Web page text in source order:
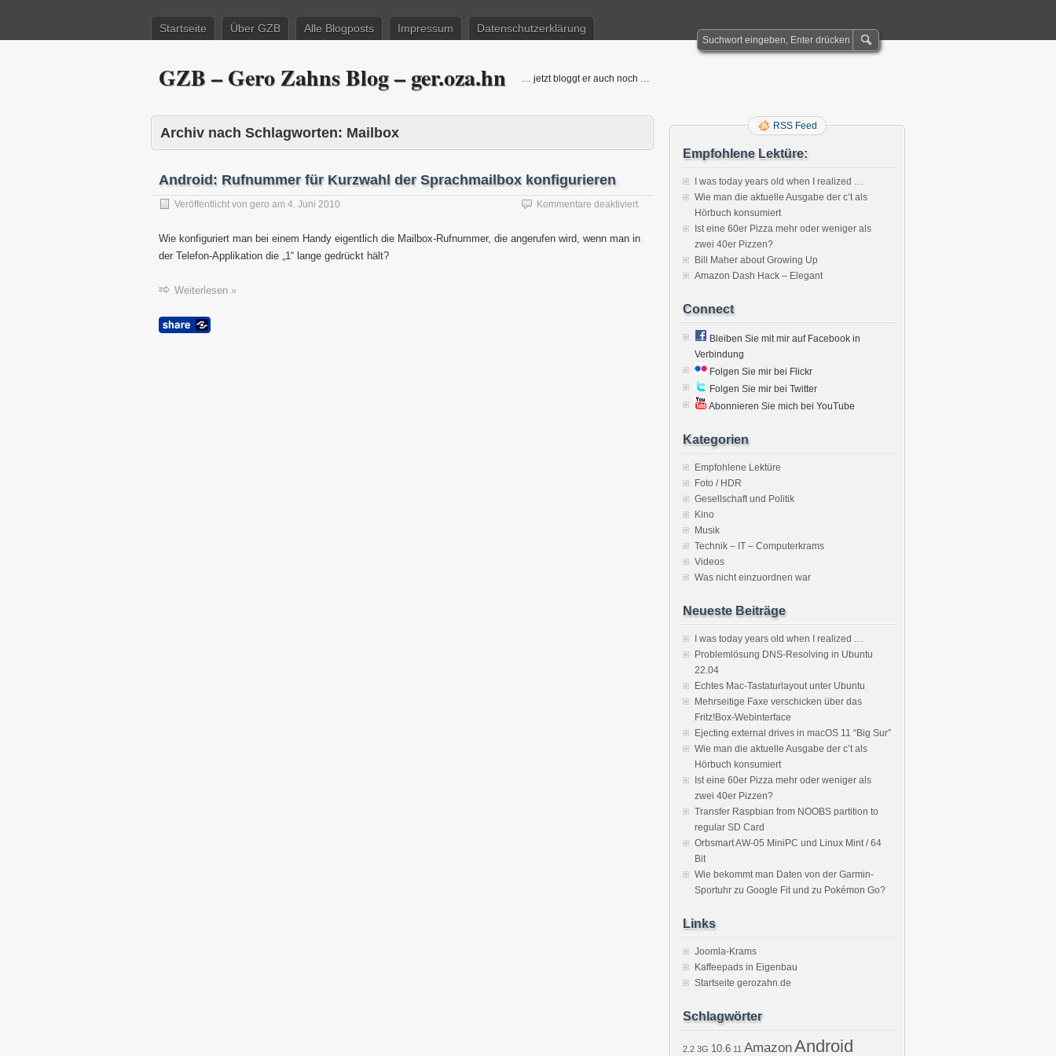
Startseite Über GZB Alle Blogposts Impressum Datenschutzerklärung
GZB – Gero Zahns Blog – ger.oza.hn … jetzt bloggt er auch noch …
Archiv nach Schlagworten: Mailbox
Android: Rufnummer für Kurzwahl der Sprachmailbox konfigurieren
Veröffentlicht von gero am 4. Juni 2010 Kommentare deaktiviertfür
Rufnummer
konfigurieren
Wie konfiguriert man bei einem Handy eigentlich die Mailbox-Rufnummer, die angerufen wird, wenn man in
der Telefon-Applikation die „1“ lange gedrückt hält?
Weiterlesen »
RSS Feed
Empfohlene Lektüre:
I was today years old when I realized …
Wie man die aktuelle Ausgabe der c’t als
Hörbuch konsumiert
Ist eine 60er Pizza mehr oder weniger als
zwei 40er Pizzen?
Bill Maher about Growing Up
Amazon Dash Hack – Elegant
Connect
Bleiben Sie mit mir auf Facebook in
Verbindung
Folgen Sie mir bei Flickr
Folgen Sie mir bei Twitter
Abonnieren Sie mich bei YouTube
Kategorien
Empfohlene Lektüre
Foto / HDR
Gesellschaft und Politik
Kino
Musik
Technik – IT – Computerkrams
Videos
Was nicht einzuordnen war
Neueste Beiträge
I was today years old when I realized …
Problemlösung DNS-Resolving in Ubuntu
22.04
Echtes Mac-Tastaturlayout unter Ubuntu
Mehrseitige Faxe verschicken über das
Fritz!Box-Webinterface
Ejecting external drives in macOS 11 “Big Sur”
Wie man die aktuelle Ausgabe der c’t als
Hörbuch konsumiert
Ist eine 60er Pizza mehr oder weniger als
zwei 40er Pizzen?
Transfer Raspbian from NOOBS partition to
regular SD Card
Orbsmart AW-05 MiniPC und Linux Mint / 64
Bit
Wie bekommt man Daten von der Garmin-
Sportuhr zu Google Fit und zu Pokémon Go?
Links
Joomla-Krams
Kaffeepads in Eigenbau
Startseite gerozahn.de
Schlagwörter
2.2 3G 10.6 11 AmazonAndroid